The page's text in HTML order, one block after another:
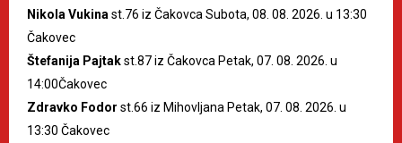
Nikola Vukina st.76 iz Čakovca Subota, 08. 08. 2026. u 13:30
Čakovec
Štefanija Pajtakst.87 iz Čakovca Petak, 07. 08. 2026. u
14:00Čakovec
Zdravko Fodor st.66 iz Mihovljana Petak, 07. 08. 2026. u
13:30 Čakovec